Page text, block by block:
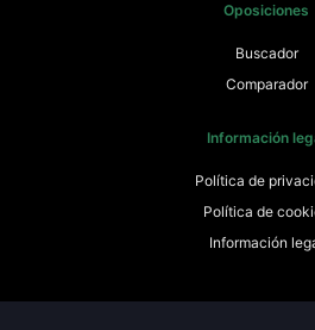
Oposiciones
Buscador
Comparador
Información
Política de
Política de
Información